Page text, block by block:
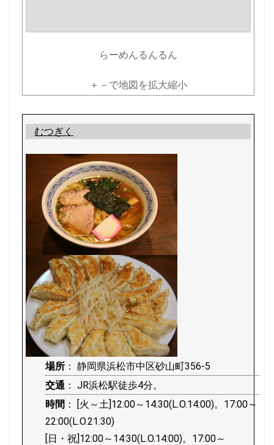
らーめんるんるん
＋－で地図を拡大縮小
むつぎく
場所 ： 静岡県浜松市中区砂山町356-5
交通 ： JR浜松駅徒歩4分。
時間 ： [火～土]12:00～14:30(L.O.14:00)。17:00～
22:00(L.O.21:30)
[日・祝]12:00～14:30(L.O.14:00)。17:00～